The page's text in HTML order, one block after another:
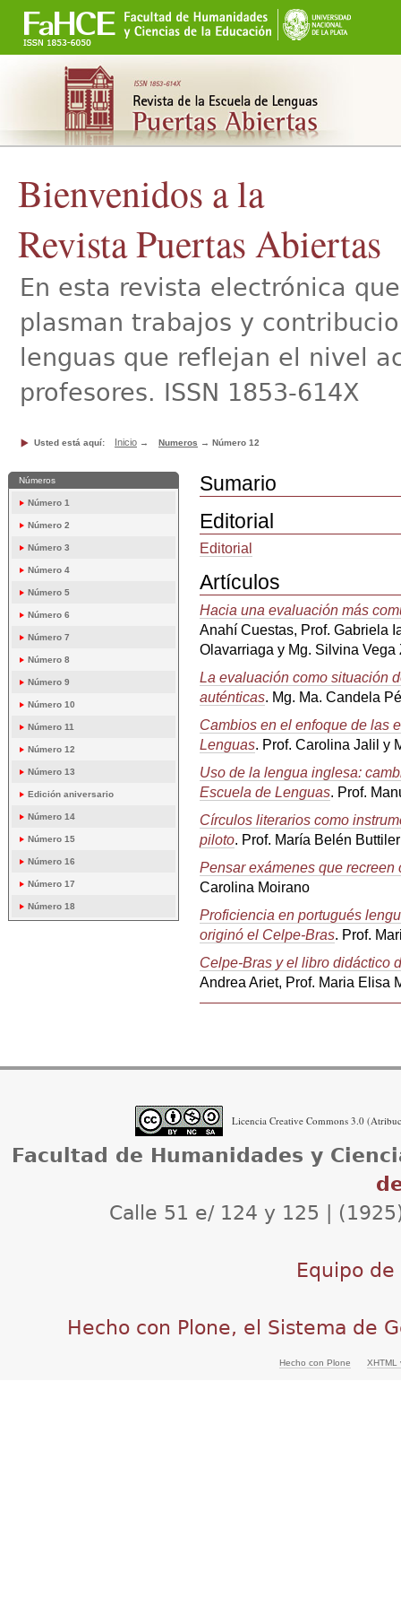
navegación
Bienvenidos a la
Revista Puertas Abiertas
En esta revista electrónica
plasman trabajos y
lenguas que reflejan el nivel
profesores. ISSN 1853-614X
Usted está aquí: Inicio → Numeros → Número 12
Números
Número 1
Número 2
Número 3
Número 4
Número 5
Número 6
Número 7
Número 8
Número 9
Número 10
Número 11
Número 12
Número 13
Edición aniversario
Número 14
Número 15
Número 16
Número 17
Número 18
Sumario
Editorial
Editorial
Artículos
Hacia una evaluación más
Anahí Cuestas, Prof. Gabriela
Olavarriaga y Mg. Silvina Vega
La evaluación como situación
auténticas. Mg. Ma. Candela
Cambios en el enfoque de las
Lenguas. Prof. Carolina Jalil y
Uso de la lengua inglesa:
Escuela de Lenguas. Prof.
Círculos literarios como
piloto. Prof. María Belén Buttiler
Pensar exámenes que recreen
Carolina Moirano
Proficiencia en portugués
originó el Celpe-Bras. Prof.
Celpe-Bras y el libro didáctico
Andrea Ariet, Prof. Maria Elisa
Licencia Creative Commons 3.0
Facultad de Humanidades y
Calle 51 e/ 124 y 125 |
Equipo
Hecho con Plone, el Sistema de
Hecho con Plone XHTML